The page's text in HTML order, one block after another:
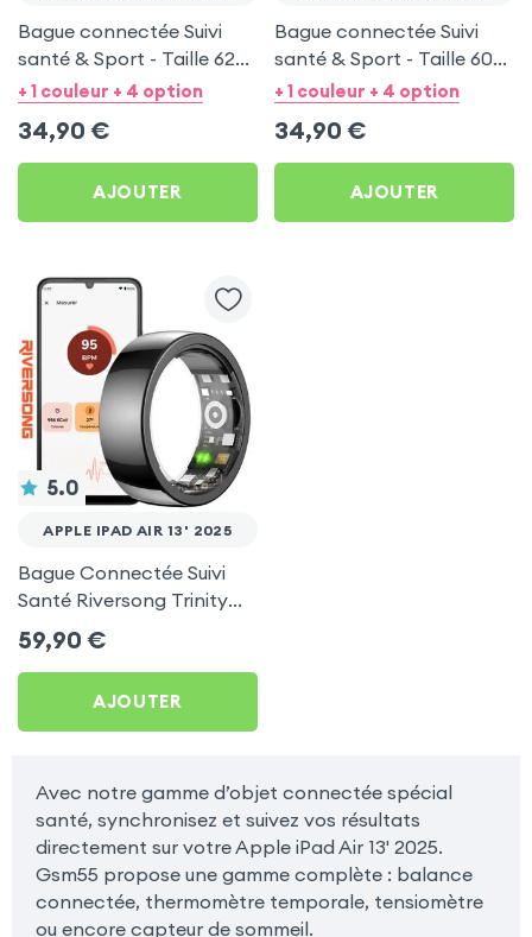
Bague connectée Suivi
santé & Sport - Taille 62
Noir
+ 1 couleur + 4 option
34,90 €
AJOUTER
Bague connectée Suivi
santé & Sport - Taille 60
Argent
+ 1 couleur + 4 option
34,90 €
AJOUTER
5.0
APPLE IPAD AIR 13' 2025
Bague Connectée Suivi
Santé Riversong Trinity
Noir - Anneau Connecté
Étanche IP68
59,90 €
AJOUTER
Avec notre gamme d’objet connectée spécial
santé, synchronisez et suivez vos résultats
directement sur votre Apple iPad Air 13' 2025.
Gsm55 propose une gamme complète : balance
connectée, thermomètre temporale, tensiomètre
ou encore capteur de sommeil.